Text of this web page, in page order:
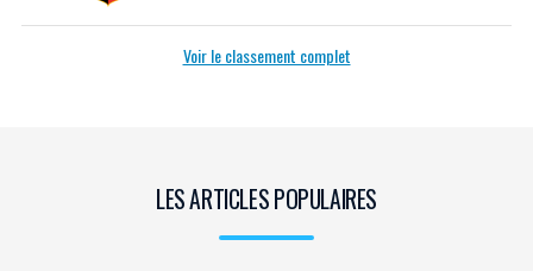
Voir le classement complet
LES ARTICLES POPULAIRES